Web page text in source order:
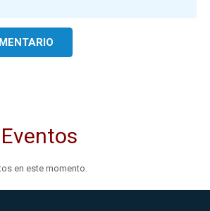
en este momento.